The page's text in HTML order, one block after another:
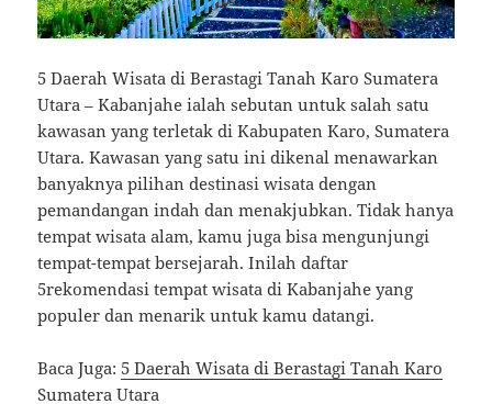
5 Daerah Wisata di Berastagi Tanah Karo Sumatera
Utara – Kabanjahe ialah sebutan untuk salah satu
kawasan yang terletak di Kabupaten Karo, Sumatera
Utara. Kawasan yang satu ini dikenal menawarkan
banyaknya pilihan destinasi wisata dengan
pemandangan indah dan menakjubkan. Tidak hanya
tempat wisata alam, kamu juga bisa mengunjungi
tempat-tempat bersejarah. Inilah daftar
5rekomendasi tempat wisata di Kabanjahe yang
populer dan menarik untuk kamu datangi.
Baca Juga: 5 Daerah Wisata di Berastagi Tanah Karo
Sumatera Utara